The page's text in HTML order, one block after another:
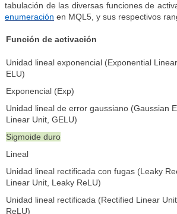
tabulación de las diversas funciones de
enumeración en MQL5, y sus respectivos
Función de activación
Unidad lineal exponencial (Exponential
ELU)
Exponencial (Exp)
Unidad lineal de error gaussiano (Gaussian
Linear Unit, GELU)
Sigmoide duro
Lineal
Unidad lineal rectificada con fugas (Leaky
Linear Unit, Leaky ReLU)
Unidad lineal rectificada (Rectified Linear Unit,
ReLU)